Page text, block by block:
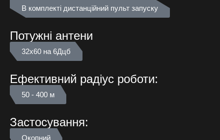
В комплекті дистанційний пульт запуску
Потужні антени
32х60 на 6Дцб
Ефективний радіус роботи:
50 - 400 м
Застосування:
Окопний